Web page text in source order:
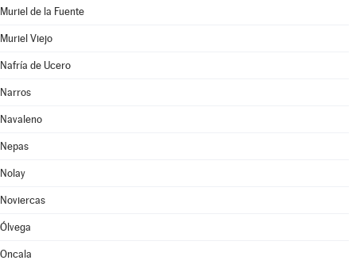
Muriel de la Fuente
Muriel Viejo
Nafría de Ucero
Narros
Navaleno
Nepas
Nolay
Noviercas
Ólvega
Oncala